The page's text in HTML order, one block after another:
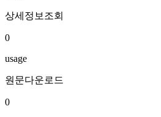
상세정보조회
0
usage
원문다운로드
0